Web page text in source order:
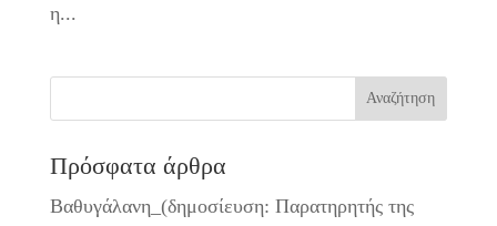
η...
Πρόσφατα άρθρα
Βαθυγάλανη_(δημοσίευση: Παρατηρητής της